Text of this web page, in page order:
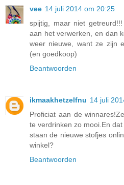
vee 14 juli 2014 om 20:25
spijtig, maar niet
aan het verwerken, en dan
weer nieuwe, want ze zijn
(en goedkoop)
Beantwoorden
ikmaakhetzelfnu 14 juli
Proficiat aan de
te verdrinken zo mooi.En
staan de nieuwe stofjes
winkel?
Beantwoorden